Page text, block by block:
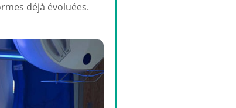
déjà évoluées.